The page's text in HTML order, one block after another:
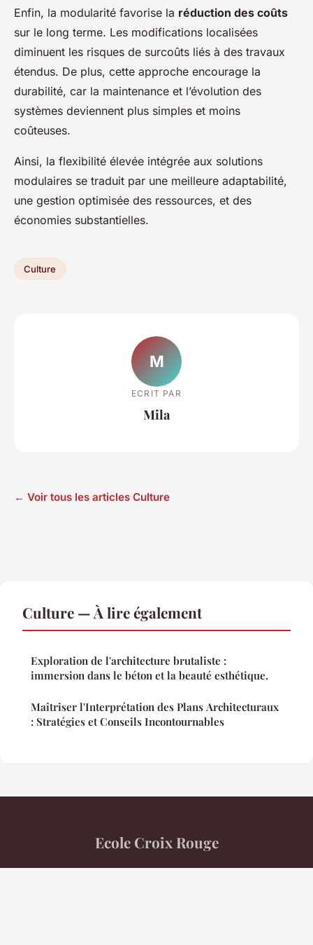
Enfin, la modularité favorise la réduction des coûts
sur le long terme. Les modifications localisées
diminuent les risques de surcoûts liés à des travaux
étendus. De plus, cette approche encourage la
durabilité, car la maintenance et l’évolution des
systèmes deviennent plus simples et moins
coûteuses.
Ainsi, la flexibilité élevée intégrée aux solutions
modulaires se traduit par une meilleure adaptabilité,
une gestion optimisée des ressources, et des
économies substantielles.
Culture
M
ECRIT PAR
Mila
← Voir tous les articles Culture
Culture — À lire également
Exploration de l'architecture brutaliste :
immersion dans le béton et la beauté esthétique.
Maîtriser l'Interprétation des Plans Architecturaux
: Stratégies et Conseils Incontournables
Ecole Croix Rouge